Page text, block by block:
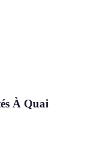
À Quai